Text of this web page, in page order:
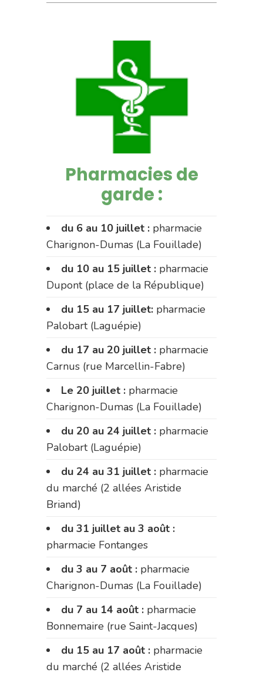
Pharmacies de
garde :
du 6 au 10 juillet : pharmacie
Charignon-Dumas (La Fouillade)
du 10 au 15 juillet : pharmacie
Dupont (place de la République)
du 15 au 17 juillet: pharmacie
Palobart (Laguépie)
du 17 au 20 juillet : pharmacie
Carnus (rue Marcellin-Fabre)
Le 20 juillet : pharmacie
Charignon-Dumas (La Fouillade)
du 20 au 24 juillet : pharmacie
Palobart (Laguépie)
du 24 au 31 juillet : pharmacie
du marché (2 allées Aristide
Briand)
du 31 juillet au 3 août :
pharmacie Fontanges
du 3 au 7 août : pharmacie
Charignon-Dumas (La Fouillade)
du 7 au 14 août : pharmacie
Bonnemaire (rue Saint-Jacques)
du 15 au 17 août : pharmacie
du marché (2 allées Aristide